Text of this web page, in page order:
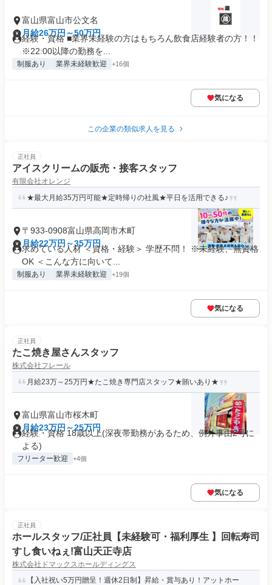
富山県富山市公文名
月給26万円～50万円
経験・資格 ■業界未経験の方はもちろん飲食店経験者の方！！
※22:00以降の勤務を...
制服あり 業界未経験歓迎 +16個
気になる
この企業の類似求人を見る
正社員
アイスクリームの販売・接客スタッフ
有限会社オレンジ
★最大月給35万円可能★定時帰りの社風★平日を活用できる♪
〒933-0908富山県高岡市木町
月給22万円～35万円
求めている人材 ＜資格・経験＞ 学歴不問！ ※未経験、無資格
OK ＜こんな方に向いて...
制服あり 業界未経験歓迎 +19個
気になる
正社員
たこ焼き屋さんスタッフ
株式会社フレール
月給23万～25万円★たこ焼き専門店スタッフ★賄いあり★
富山県富山市桜木町
月給23万円～25万円
経験・資格 18歳以上(深夜帯勤務があるため、例外事由2号に
よる)
フリーター歓迎 +4個
気になる
正社員
ホールスタッフ/正社員【未経験可・福利厚生 】回転寿司
すし食いねぇ!富山天正寺店
株式会社ドマックスホールディングス
【入社祝い5万円贈呈！週休2日制】昇給・賞与あり！アットホー